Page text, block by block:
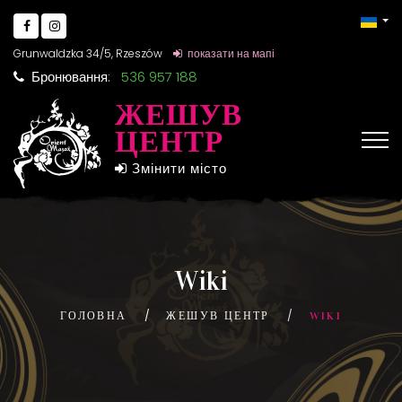
Grunwaldzka 34/5, Rzeszów показати на мапі
Бронювання: 536 957 188
ЖЕШУВ
ЦЕНТР
Змінити місто
Wiki
ГОЛОВНА ЖЕШУВ ЦЕНТР WIKI